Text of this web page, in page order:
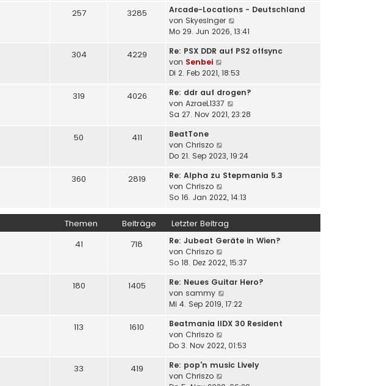
r
g
r
B
e
i
t
r
g
e
s
t
r
B
e
t
r
257 3285
Arcade-Locations - Deutschland
von Skyesinger
e
e
t
r
e
r
g
Mo 29. Jun 2026, 13:41
304 4229
Re: PSX DDR auf PS2 offsync
von Senbei
e
e
s
t
e
i
r
a
g
Di 2. Feb 2021, 18:53
319 4026
Re: ddr auf drogen?
von AzraeL1337
e
t
r
e
i
r
a
Sa 27. Nov 2021, 23:28
50 411
BeatTone
von Chriszo
e
e
t
r
B
e
t
a
g
Do 21. Sep 2023, 19:24
360 2819
Re: Alpha zu Stepmania 5.3
von Chriszo
e
s
t
r
e
i
a
So 16. Jan 2022, 14:13
Themen Beiträge Letzter Beitrag
41 718
Re: Jubeat Geräte in Wien?
von Chriszo
e
e
s
r
e
r
So 18. Dez 2022, 15:37
180 1405
Re: Neues Guitar Hero?
von sammy
e
e
t
r
Mi 4. Sep 2019, 17:22
113 1610
Beatmania IIDX 30 Resident
von Chriszo
e
e
Do 3. Nov 2022, 01:53
33 419
Re: pop'n music Lively
von Chriszo